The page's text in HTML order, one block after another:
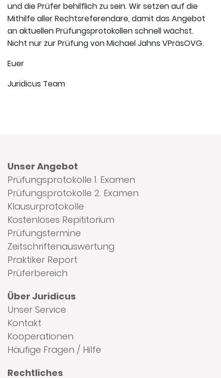
und die Prüfer behilflich zu sein. Wir setzen auf die
Mithilfe aller Rechtsreferendare, damit das Angebot
an aktuellen Prüfungsprotokollen schnell wächst.
Nicht nur zur Prüfung von Michael Jahns VPräsOVG.
Euer
Juridicus Team
Unser Angebot
Prüfungsprotokolle 1. Examen
Prüfungsprotokolle 2. Examen
Klausurprotokolle
Kostenloses Repititorium
Prüfungstermine
Zeitschriftenauswertung
Praktiker Report
Prüferbereich
Über Juridicus
Unser Service
Kontakt
Kooperationen
Häufige Fragen / Hilfe
Rechtliches